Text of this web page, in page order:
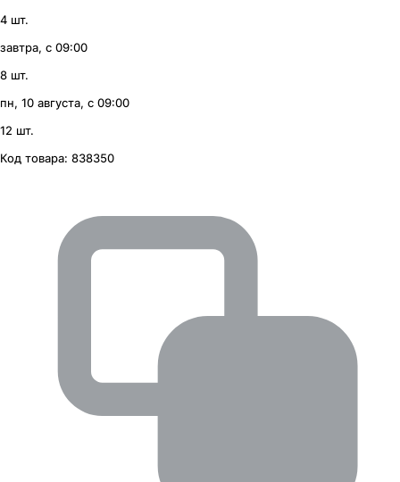
4 шт.
завтра, с 09:00
8 шт.
пн, 10 августа, с 09:00
12 шт.
Код товара: 838350